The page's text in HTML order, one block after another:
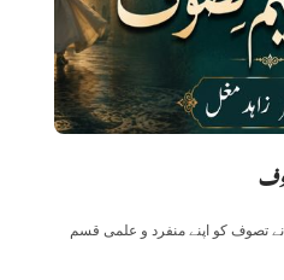
تصوف کو اپنے منفرد و علمی قسم